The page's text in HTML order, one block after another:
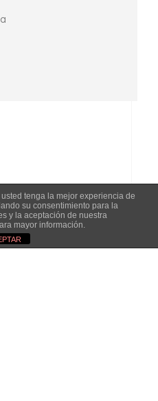
tenga la mejor experiencia de
su consentimiento para la
y la aceptación de nuestra
mayor información.